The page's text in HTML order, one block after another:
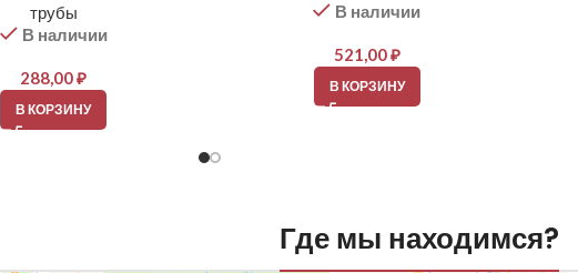
трубы
В наличии
288,00₽
В КОРЗИНУ
В наличии
521,00₽
В КОРЗИНУ
Где мы находимся?